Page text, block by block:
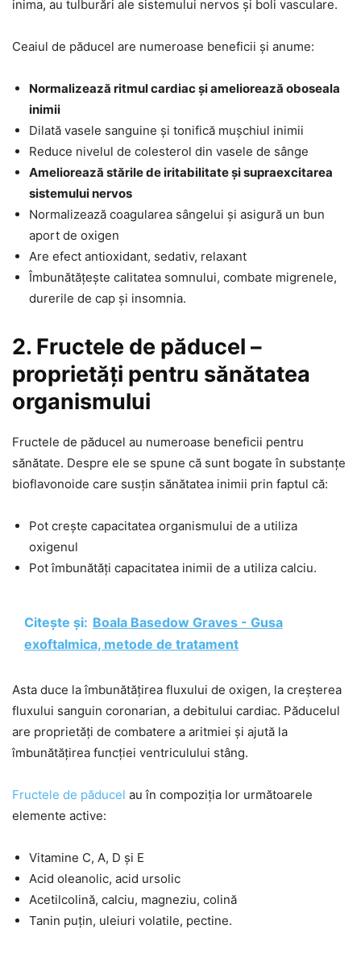
inima, au tulburări ale sistemului nervos și boli vasculare.
Ceaiul de păducel are numeroase beneficii și anume:
Normalizează ritmul cardiac și ameliorează oboseala
inimii
Dilată vasele sanguine și tonifică mușchiul inimii
Reduce nivelul de colesterol din vasele de sânge
Ameliorează stările de iritabilitate și supraexcitarea
sistemului nervos
Normalizează coagularea sângelui și asigură un bun
aport de oxigen
Are efect antioxidant, sedativ, relaxant
Îmbunătățește calitatea somnului, combate migrenele,
durerile de cap și insomnia.
2. Fructele de păducel –
proprietăți pentru sănătatea
organismului
Fructele de păducel au numeroase beneficii pentru
sănătate. Despre ele se spune că sunt bogate în substanțe
bioflavonoide care susțin sănătatea inimii prin faptul că:
Pot crește capacitatea organismului de a utiliza
oxigenul
Pot îmbunătăți capacitatea inimii de a utiliza calciu.
Citește și: Boala Basedow Graves - Gusa
exoftalmica, metode de tratament
Asta duce la îmbunătățirea fluxului de oxigen, la creșterea
fluxului sanguin coronarian, a debitului cardiac. Păducelul
are proprietăți de combatere a aritmiei și ajută la
îmbunătățirea funcției ventriculului stâng.
Fructele de păducel au în compoziția lor următoarele
elemente active:
Vitamine C, A, D și E
Acid oleanolic, acid ursolic
Acetilcolină, calciu, magneziu, colină
Tanin puțin, uleiuri volatile, pectine.